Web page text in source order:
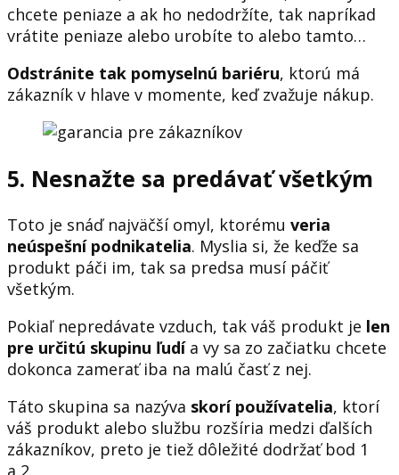
chcete peniaze a ak ho nedodržíte, tak napríkad
vrátite peniaze alebo urobíte to alebo tamto…
Odstránite tak pomyselnú bariéru, ktorú má
zákazník v hlave v momente, keď zvažuje nákup.
5. Nesnažte sa predávať všetkým
Toto je snáď najväčší omyl, ktorému veria
neúspešní podnikatelia. Myslia si, že keďže sa
produkt páči im, tak sa predsa musí páčiť
všetkým.
Pokiaľ nepredávate vzduch, tak váš produkt je len
pre určitú skupinu ľudía vy sa zo začiatku chcete
dokonca zamerať iba na malú časť z nej.
Táto skupina sa nazýva skorí používatelia, ktorí
váš produkt alebo službu rozšíria medzi ďalších
zákazníkov, preto je tiež dôležité dodržať bod 1
a 2.